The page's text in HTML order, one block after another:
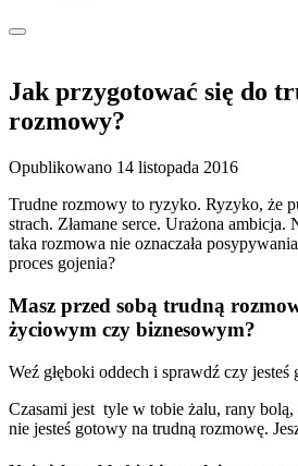
Jak przygotować się do
rozmowy?
Opublikowano 14 listopada 2016
Trudne rozmowy to ryzyko. Ryzyko, że
strach. Złamane serce. Urażona
taka rozmowa nie oznaczała
proces gojenia?
Masz przed sobą trudną
życiowym czy biznesowym?
Weź głęboki oddech i sprawdź czy
Czasami jest tyle w tobie żalu, rany bolą,
nie jesteś gotowy na trudną rozmowę.